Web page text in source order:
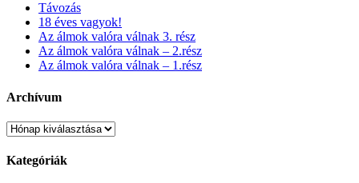
Távozás
18 éves vagyok!
Az álmok valóra válnak 3. rész
Az álmok valóra válnak – 2.rész
Az álmok valóra válnak – 1.rész
Archívum
Kategóriák